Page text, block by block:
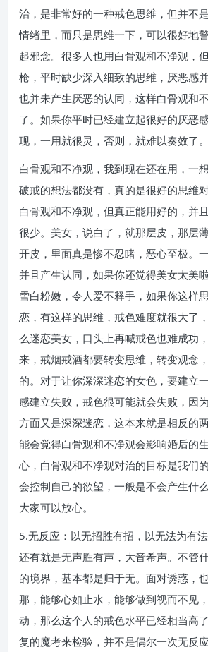
治，是非常好的一种戒色思维，但并不
情绪里，而只是思维一下，可以很好地
起邪念。很多人也用白骨观和不净观，
枪，平时缺少深入细致的思维，厌恶感
也并未产生厌恶的认同，这样白骨观和
了。如果你平时已经建立起很好的厌恶
现，一用就很灵，否则，就难以奏效了。
白骨观和不净观，我到现在还在用，一
破戒的想法都没有，真的是很好的思维
白骨观和不净观，但真正能用好的，并
很少。美女，说白了，就那层皮，那层
开皮，里面真是惨不忍睹，恶心至极。
并且产生认同，如果你还觉得美女太美
雪白粉嫩，令人爱不释手，如果你这样
恋，有这样的思维，戒色难度就很大了
么迷恋美女，口头上再喊戒色也难成功
来，戒烟戒酒都要转变思维，转变观念
的。对于让你深深迷恋的女色，要建立
感建立失败，戒色很可能就会失败，因
方面又是深深迷恋，这本来就是相反的
能会觉得白骨观和不净观会影响婚后的
心，白骨观和不净观对治的目标是我们
会控制自己的欲望，一般是不会产生什
大家可以放心。
5.无反应：以无招胜有招，以无法为有
还有就是无声胜有声，大音希声。不管
的境界，基本都是归于无。面对诱惑，
那，能够心如止水，能够做到视而不见
动，那么这个人的戒色水平已经相当高
复的魔考来检验，并不是偶尔一次无反